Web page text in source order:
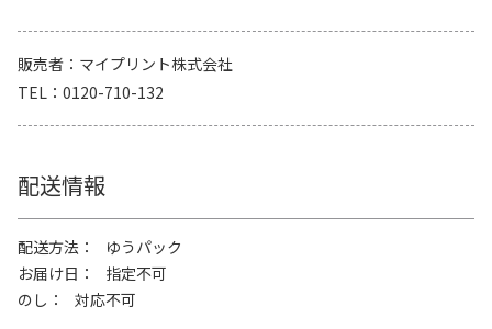
販売者
マイプリント株式会社
TEL
0120-710-132
配送情報
配送方法
ゆうパック
お届け日
指定不可
のし
対応不可